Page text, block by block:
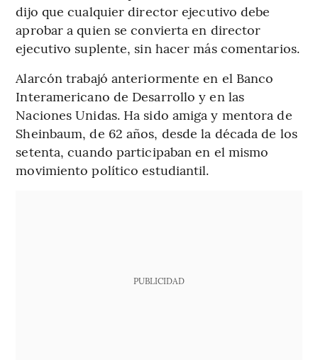
dijo que cualquier director ejecutivo debe
aprobar a quien se convierta en director
ejecutivo suplente, sin hacer más comentarios.
Alarcón trabajó anteriormente en el Banco
Interamericano de Desarrollo y en las
Naciones Unidas. Ha sido amiga y mentora de
Sheinbaum, de 62 años, desde la década de los
setenta, cuando participaban en el mismo
movimiento político estudiantil.
PUBLICIDAD